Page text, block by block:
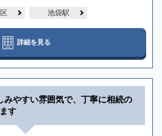
池袋駅
詳細を見る
みやすい雰囲気で、丁寧に相続の
す